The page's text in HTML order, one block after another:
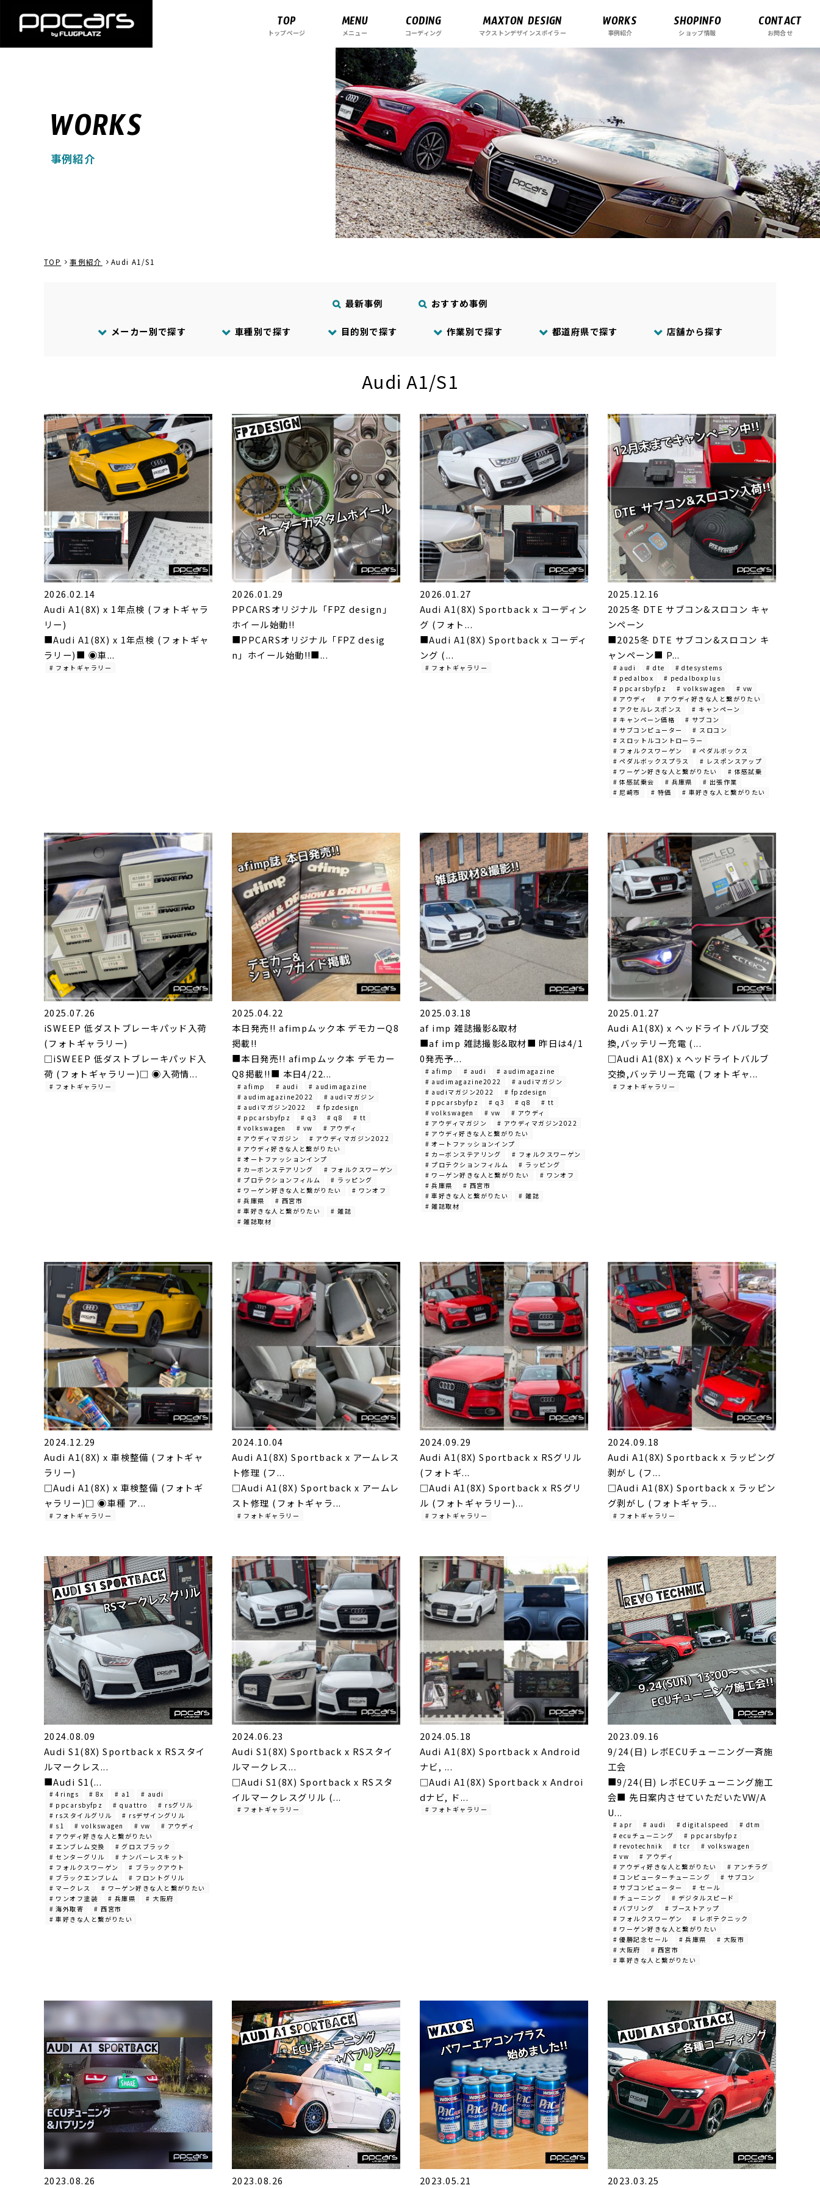
TOP
トップページ MENU
メニュー CODING
コーディング MAXTON DESIGN
マクストンデザインスポイラー WORKS
事例紹介 SHOPINFO
ショップ情報 CONTACT
お問合せ
WORKS
事例紹介
TOP 事例紹介 Audi A1/S1
最新事例 おすすめ事例
メーカー別で探す 車種別で探す 目的別で探す 作業別で探す 都道府県で探す 店舗から探す
Audi A1/S1
2026.02.14
Audi A1(8X) x 1年点検 (フォトギャラ
リー)
■Audi A1(8X) x 1年点検 (フォトギャ
ラリー)■ ◉車...
# フォトギャラリー
2026.01.29
PPCARSオリジナル「FPZ design」
ホイール始動!!
■PPCARSオリジナル「FPZ desig
n」ホイール始動!!■...
2026.01.27
Audi A1(8X) Sportback x コーディン
グ (フォト...
■Audi A1(8X) Sportback x コーディ
ング (...
# フォトギャラリー
2025.12.16
2025冬 DTE サブコン&スロコン キャ
ンペーン
■2025冬 DTE サブコン&スロコン キ
ャンペーン■ P...
# audi # dte
# dtesystems
# pedalbox
# pedalboxplus
# ppcarsbyfpz
# volkswagen
# vw
# アウディ
# アウディ好きな人と繋がりたい
# アクセルレスポンス
# キャンペーン
# キャンペーン価格
# サブコン
# サブコンピューター
# スロコン
# スロットルコントローラー
# フォルクスワーゲン
# ペダルボックス
# ペダルボックスプラス
# レスポンスアップ
# ワーゲン好きな人と繋がりたい
# 体感試乗
# 体感試乗会
# 兵庫県
# 出張作業
# 尼崎市
# 特価 # 車好きな人と繋がりたい
2025.07.26
iSWEEP 低ダストブレーキパッド入荷
(フォトギャラリー)
□iSWEEP 低ダストブレーキパッド入
荷 (フォトギャラリー)□ ◉入荷情...
# フォトギャラリー
2025.04.22
本日発売!! afimpムック本 デモカーQ8
掲載!!
■本日発売!! afimpムック本 デモカー
Q8掲載!!■ 本日4/22...
# afimp # audi
# audimagazine
# audimagazine2022
# audiマガジン
# audiマガジン2022
# fpzdesign
# ppcarsbyfpz
# q3 # q8
# tt
# volkswagen
# vw
# アウディ
# アウディマガジン
# アウディマガジン2022
# アウディ好きな人と繋がりたい
# オートファッションインプ
# カーボンステアリング
# フォルクスワーゲン
# プロテクションフィルム
# ラッピング
# ワーゲン好きな人と繋がりたい
# ワンオフ
# 兵庫県
# 西宮市
# 車好きな人と繋がりたい
# 雑誌
# 雑誌取材
2025.03.18
af imp 雑誌撮影&取材
■af imp 雑誌撮影&取材■ 昨日は4/1
0発売予...
# afimp # audi
# audimagazine
# audimagazine2022
# audiマガジン
# audiマガジン2022
# fpzdesign
# ppcarsbyfpz
# q3 # q8
# tt
# volkswagen
# vw
# アウディ
# アウディマガジン
# アウディマガジン2022
# アウディ好きな人と繋がりたい
# オートファッションインプ
# カーボンステアリング
# フォルクスワーゲン
# プロテクションフィルム
# ラッピング
# ワーゲン好きな人と繋がりたい
# ワンオフ
# 兵庫県
# 西宮市
# 車好きな人と繋がりたい
# 雑誌
# 雑誌取材
2025.01.27
Audi A1(8X) x ヘッドライトバルブ交
換,バッテリー充電 (...
□Audi A1(8X) x ヘッドライトバルブ
交換,バッテリー充電 (フォトギャ...
# フォトギャラリー
2024.12.29
Audi A1(8X) x 車検整備 (フォトギャ
ラリー)
□Audi A1(8X) x 車検整備 (フォトギ
ャラリー)□ ◉車種 ア...
# フォトギャラリー
2024.10.04
Audi A1(8X) Sportback x アームレス
ト修理 (フ...
□Audi A1(8X) Sportback x アームレ
スト修理 (フォトギャラ...
# フォトギャラリー
2024.09.29
Audi A1(8X) Sportback x RSグリル
(フォトギ...
□Audi A1(8X) Sportback x RSグリ
ル (フォトギャラリー)...
# フォトギャラリー
2024.09.18
Audi A1(8X) Sportback x ラッピング
剥がし (フ...
□Audi A1(8X) Sportback x ラッピン
グ剥がし (フォトギャラ...
# フォトギャラリー
2024.08.09
Audi S1(8X) Sportback x RSスタイ
ルマークレス...
■Audi S1(...
# 4rings # 8x # a1
# audi
# ppcarsbyfpz
# quattro
# rsグリル
# rsスタイルグリル
# rsデザイングリル
# s1
# volkswagen # vw
# アウディ
# アウディ好きな人と繋がりたい
# エンブレム交換
# グロスブラック
# センターグリル
# ナンバーレスキット
# フォルクスワーゲン
# ブラックアウト
# ブラックエンブレム
# フロントグリル
# マークレス
# ワーゲン好きな人と繋がりたい
# ワンオフ塗装
# 兵庫県
# 大阪府
# 海外取寄
# 西宮市
# 車好きな人と繋がりたい
2024.06.23
Audi S1(8X) Sportback x RSスタイ
ルマークレス...
□Audi S1(8X) Sportback x RSスタ
イルマークレスグリル (...
# フォトギャラリー
2024.05.18
Audi A1(8X) Sportback x Android
ナビ, ...
□Audi A1(8X) Sportback x Androi
dナビ, ド...
# フォトギャラリー
2023.09.16
9/24(日) レボECUチューニング一斉施
工会
■9/24(日) レボECUチューニング施工
会■ 先日案内させていただいたVW/A
U...
# apr # audi # digitalspeed
# dtm
# ecuチューニング
# ppcarsbyfpz
# revotechnik
# tcr
# volkswagen
# vw
# アウディ
# アウディ好きな人と繋がりたい
# アンチラグ
# コンピューターチューニング
# サブコン
# サブコンピューター
# セール
# チューニング
# デジタルスピード
# バブリング
# ブーストアップ
# フォルクスワーゲン
# レボテクニック
# ワーゲン好きな人と繋がりたい
# 優勝記念セール
# 兵庫県
# 大阪市
# 大阪府
# 西宮市
# 車好きな人と繋がりたい
2023.08.26 2023.08.26 2023.05.21 2023.03.25